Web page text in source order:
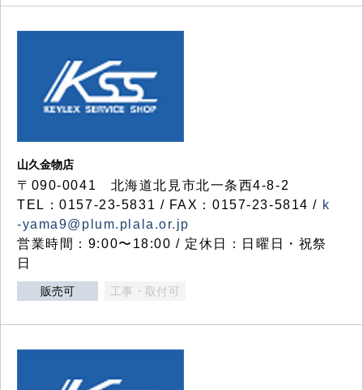
山久金物店
〒090-0041 北海道北見市北一条西4-8-2
TEL：0157-23-5831 / FAX：0157-23-5814 / k
-yama9@plum.plala.or.jp
営業時間：9:00〜18:00 / 定休日：日曜日・祝祭
日
販売可 工事・取付可